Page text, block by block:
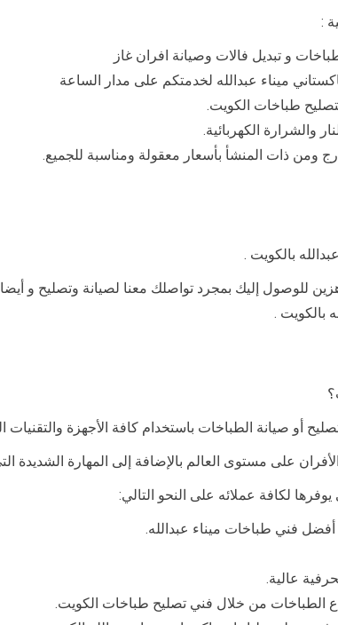
:
و تبديل فالات وصيانة افران غاز
ميناء عبدالله لخدمتكم على مدار الساعة
طباخات الكويت.
والشرارة الكهربائية.
ومن ذات المنشأ بأسعار معقولة ومناسبة للجميع.
بالكويت .
للوصول إليك بمجرد تواصلك معنا لصيانة وتصليح و
بالكويت .
أو صيانة الطباخات باستخدام كافة الأجهزة
على مستوى العالم بالإضافة إلى المهارة الشديدة
لكافة عملائه على النحو التالي:
فني طباخات ميناء عبدالله.
عالية.
الطباخات من خلال فني تصليح طباخات الكويت.